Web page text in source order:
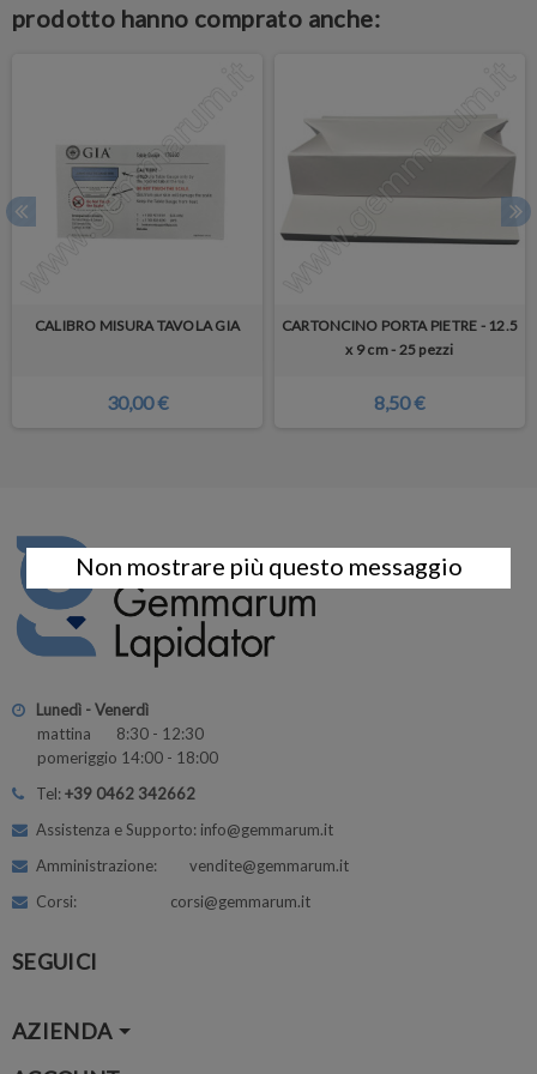
prodotto hanno comprato anche:
CALIBRO MISURA TAVOLA GIA
30,00 €
CARTONCINO PORTA PIETRE - 12.5
x 9 cm - 25 pezzi
8,50 €
Lunedì - Venerdì
mattina 8:30 - 12:30
pomeriggio 14:00 - 18:00
Tel:+39 0462 342662
Assistenza e Supporto: info@gemmarum.it
Amministrazione: vendite@gemmarum.it
Corsi: corsi@gemmarum.it
SEGUICI
AZIENDA
Non mostrare più questo messaggio